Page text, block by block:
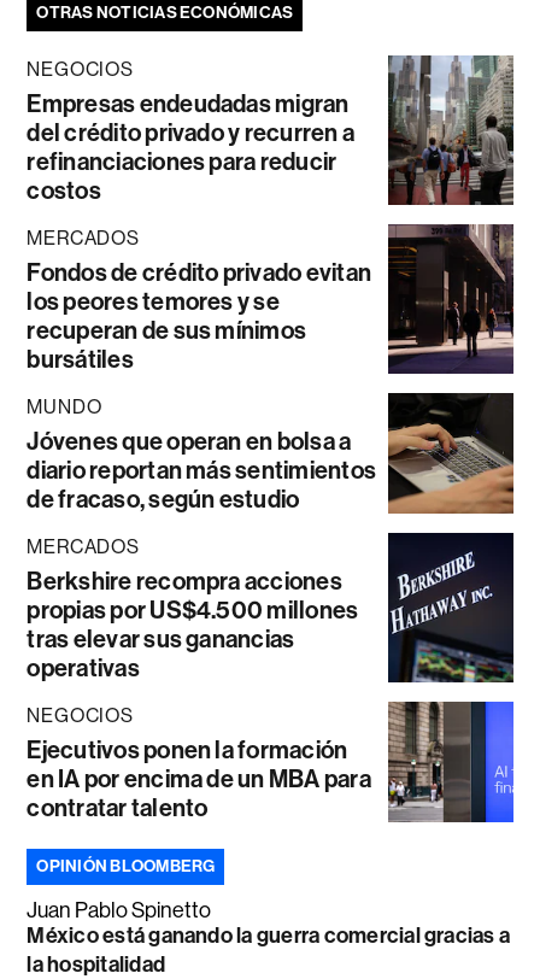
OTRAS NOTICIAS ECONÓMICAS
NEGOCIOS
Empresas endeudadas migran
del crédito privado y recurren a
refinanciaciones para reducir
costos
MERCADOS
Fondos de crédito privado evitan
los peores temores y se
recuperan de sus mínimos
bursátiles
MUNDO
Jóvenes que operan en bolsa a
diario reportan más sentimientos
de fracaso, según estudio
MERCADOS
Berkshire recompra acciones
propias por US$4.500 millones
tras elevar sus ganancias
operativas
NEGOCIOS
Ejecutivos ponen la formación
en IA por encima de un MBA para
contratar talento
OPINIÓN BLOOMBERG
Juan Pablo Spinetto
México está ganando la guerra comercial gracias a
la hospitalidad